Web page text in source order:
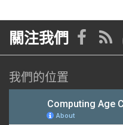
關注我們
我們的位置